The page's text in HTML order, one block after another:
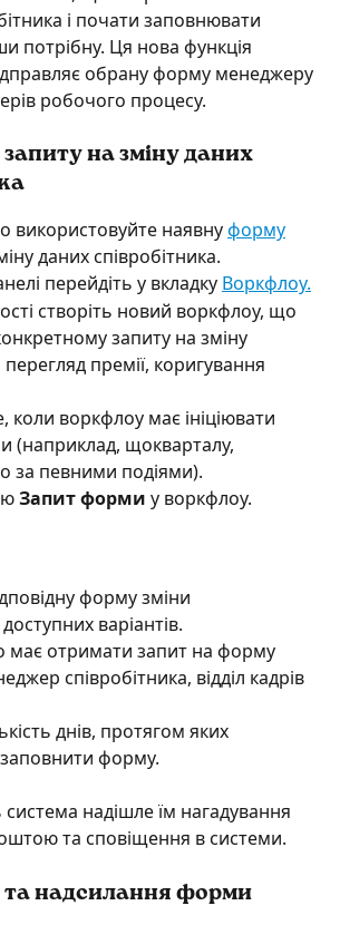
і почати заповнювати
потрібну. Ця нова функція
обрану форму менеджеру
робочого процесу.
запиту на зміну даних
використовуйте наявну форму
даних співробітника.
перейдіть у вкладку Воркфлоу.
створіть новий воркфлоу, що
запиту на зміну
премії, коригування
коли воркфлоу має ініціювати
(наприклад, щокварталу,
за певними подіями).
Запит форми у воркфлоу.
варіантів.
співробітника, відділ кадрів
форму.
система надішле їм нагадування
та сповіщення в системи.
та надсилання форми